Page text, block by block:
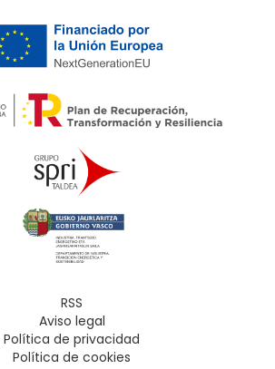
RSS
Aviso legal
Política de privacidad
Política de cookies